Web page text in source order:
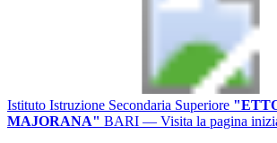
Istituto Istruzione Secondaria Superiore
MAJORANA" BARI — Visita la pagina